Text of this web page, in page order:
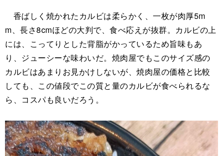
香ばしく焼かれたカルビは柔らかく、一枚が肉厚5m
m、長さ8cmほどの大判で、食べ応えが抜群。カルビの上
には、こってりとした背脂がかっているため旨味もあ
り、ジューシーな味わいだ。焼肉屋でもこのサイズ感の
カルビはあまりお見かけしないが、焼肉屋の価格と比較
しても、この値段でこの質と量のカルビが食べられるな
ら、コスパも良いだろう。